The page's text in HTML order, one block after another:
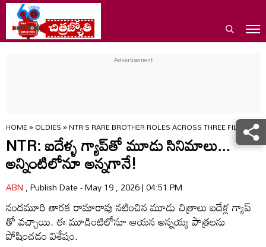
HOME»OLDIES»NTR’S RARE BROTHER ROLES ACROSS THREE FILMS
NTR: ఐదేళ్ళ గ్యాప్‌తో మూడు సినిమాలు...
అన్నింటిలోనూ అన్నగానే!
ABN, Publish Date - May 19 , 2026 | 04:51 PM
నందమూరి తారక రామారావు నటించిన మూడు చిత్రాలు ఐదేళ్ల గ్యాప్
తో వచ్చాయి. ఈ మూడింటిలోనూ ఆయన అన్నయ్య పాత్రలను
పోషించడం విశేషం.